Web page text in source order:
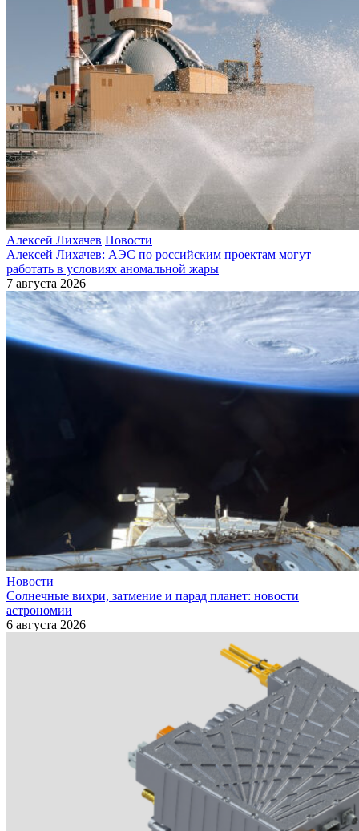
Алексей Лихачев Новости
Алексей Лихачев: АЭС по российским проектам могут
работать в условиях аномальной жары
7 августа 2026
Новости
Солнечные вихри, затмение и парад планет: новости
астрономии
6 августа 2026